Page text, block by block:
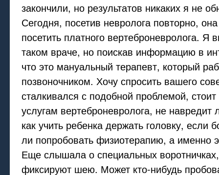
закончили, но результатов никаких я не
Сегодня, посетив невролога повторно,
посетить платного вертеброневролога.
таком враче, но поискав информацию в
что это мануальный терапевт, который
позвоночником. Хочу спросить вашего
сталкивался с подобной проблемой, стоит
услугам вертеброневролога, не
как учить ребенка держать головку, если
ли попробовать физиотерапию, а именно
Еще слышала о специальных
фиксируют шею. Может кто-нибудь